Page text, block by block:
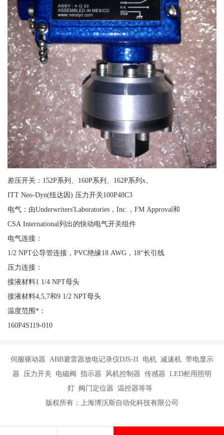
差压开关：152P系列、160P系列、162P系列x、
ITT Neo-Dyn(纽达因) 压力开关100P48C3
电气：由Underwriters'Laboratories，Inc.，FM Approval和
CSA International列出的快动电气开关组件
电气连接：
1/2 NPT公导管连接，PVC绝缘18 AWG，18“长引线
压力连接：
接液材料1 1/4 NPT母头
接液材料4,5,7和9 1/2 NPT母头
温度范围*：
160P4S119-010
伺服驱动器 ABB避雷器放电记录仪DJS-II 电机 减速机 带电显示
器 压力开关 电磁阀 指示器 风机控制器 传感器 LED柜用照明
灯 阀门定位器 温控器等等
版权所有：上海博沃斯自动化科技有限公司